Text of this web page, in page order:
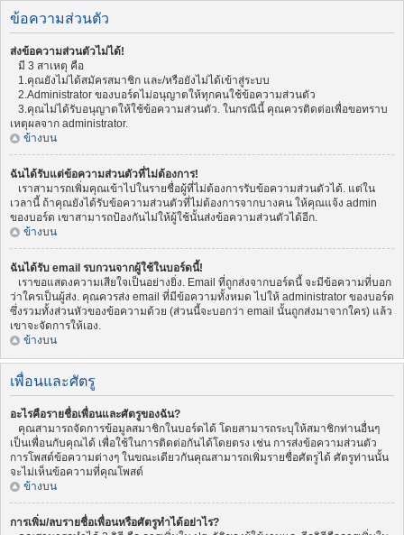
ข้อความส่วนตัว
ส่งข้อความส่วนตัวไม่ได้!
มี 3 สาเหตุ คือ
1.คุณยังไม่ได้สมัครสมาชิก และ/หรือยังไม่ได้เข้าสู่ระบบ
2.Administrator ของบอร์ดไม่อนุญาตให้ทุกคนใช้ข้อความส่วนตัว
3.คุณไม่ได้รับอนุญาตให้ใช้ข้อความส่วนตัว. ในกรณีนี้ คุณควรติดต่อเพื่อขอทราบ
เหตุผลจาก administrator.
ข้างบน
ฉันได้รับแต่ข้อความส่วนตัวที่ไม่ต้องการ!
เราสามารถเพิ่มคุณเข้าไปในรายชื่อผู้ที่ไม่ต้องการรับข้อความส่วนตัวได้. แต่ใน
เวลานี้ ถ้าคุณยังได้รับข้อความส่วนตัวที่ไม่ต้องการจากบางคน ให้คุณแจ้ง admin
ของบอร์ด เขาสามารถป้องกันไม่ให้ผู้ใช้นั้นส่งข้อความส่วนตัวได้อีก.
ข้างบน
ฉันได้รับ email รบกวนจากผู้ใช้ในบอร์ดนี้!
เราขอแสดงความเสียใจเป็นอย่างยิ่ง. Email ที่ถูกส่งจากบอร์ดนี้ จะมีข้อความที่บอก
ว่าใครเป็นผู้ส่ง. คุณควรส่ง email ที่มีข้อความทั้งหมด ไปให้ administrator ของบอร์ด
ซึ่งรวมทั้งส่วนหัวของข้อความด้วย (ส่วนนี้จะบอกว่า email นั้นถูกส่งมาจากใคร) แล้ว
เขาจะจัดการให้เอง.
ข้างบน
เพื่อนและศัตรู
อะไรคือรายชื่อเพื่อนและศัตรูของฉัน?
คุณสามารถจัดการข้อมูลสมาชิกในบอร์ดได้ โดยสามารถระบุให้สมาชิกท่านอื่นๆ
เป็นเพื่อนกับคุณได้ เพื่อใช้ในการติดต่อกันได้โดยตรง เช่น การส่งข้อความส่วนตัว
การโพสต์ข้อความต่างๆ ในขณะเดียวกันคุณสามารถเพิ่มรายชื่อศัตรูได้ ศัตรูท่านนั้น
จะไม่เห็นข้อความที่คุณโพสต์
ข้างบน
การเพิ่ม/ลบรายชื่อเพื่อนหรือศัตรูทำได้อย่าไร?